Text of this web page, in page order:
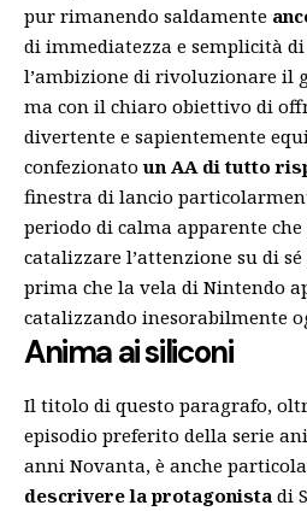
pur rimanendo saldamente
di immediatezza e semplicità di
l’ambizione di rivoluzionare il
ma con il chiaro obiettivo di
divertente e sapientemente
confezionato un AA di tutto
finestra di lancio
periodo di calma apparente
catalizzare l’attenzione su di
prima che la vela di Nintendo
catalizzando inesorabilmente
Anima ai siliconi
Il titolo di questo paragrafo,
episodio preferito della serie
anni Novanta, è anche
descrivere la protagonista di